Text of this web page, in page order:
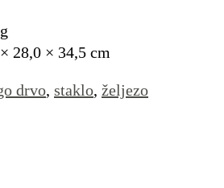
28,0 × 34,5 cm
drvo, staklo, željezo